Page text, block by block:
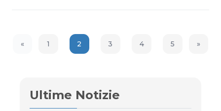
«
Previous Page
1 2 3 4 5 Next
»
Ultime Notizie